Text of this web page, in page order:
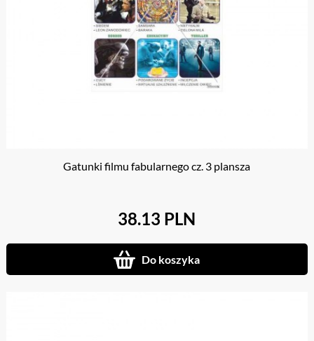
Gatunki filmu fabularnego cz. 3 plansza
38.13 PLN
Do koszyka